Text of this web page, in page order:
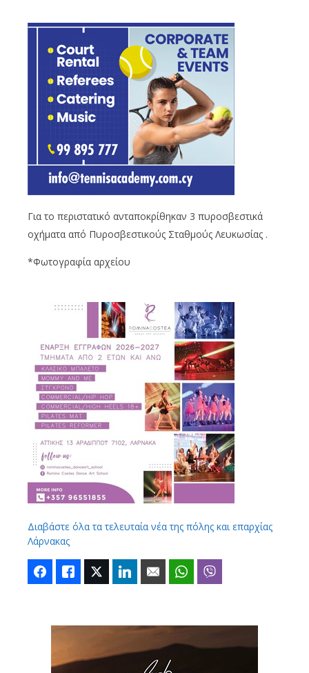
Για το περιστατικό ανταποκρίθηκαν 3 πυροσβεστικά
οχήματα από Πυροσβεστικούς Σταθμούς Λευκωσίας .
*Φωτογραφία αρχείου
Διαβάστε όλα τα τελευταία νέα της πόλης και επαρχίας
Λάρνακας
FacebookLike Twitter LinkedIn Email WhatsApp